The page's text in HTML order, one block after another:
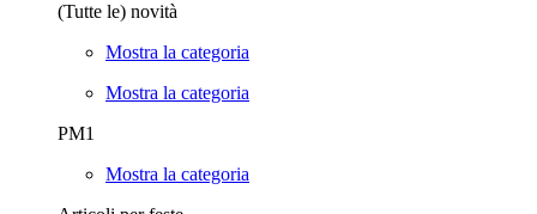
(Tutte le) novità
Mostra la categoria
Mostra la categoria
PM1
Mostra la categoria